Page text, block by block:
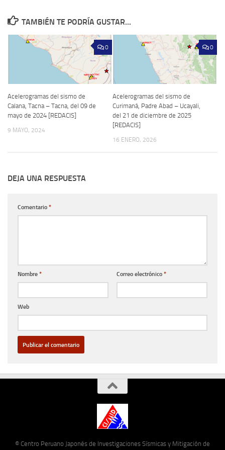
TAMBIÉN TE PODRÍA GUSTAR...
0
Acelerogramas del sismo de
Calana, Tacna – Tacna, del 09 de
mayo de 2024 [REDACIS]
9 MAYO, 2024
0
Acelerogramas del sismo de
Curimaná, Padre Abad – Ucayali,
del 21 de diciembre de 2025
[REDACIS]
16 ENERO, 2026
DEJA UNA RESPUESTA
Comentario *
Nombre * Correo electrónico *
Web
© Centro Peruano Japonés de Investigaciones Sísmicas y Mitigación de